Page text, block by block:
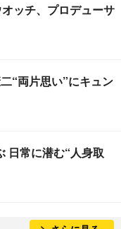
オッチ、プロデューサ
“両片思い”にキュン
日常に潜む“人身取